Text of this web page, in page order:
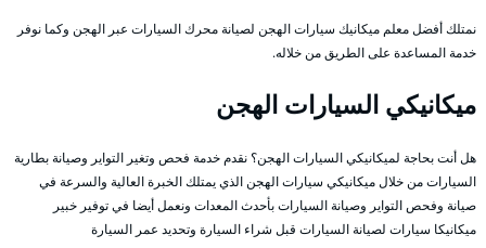
نمتلك أفضل معلم ميكانيك سيارات الهجن لصيانة محرك السيارات عبر الهجن وكما نوفر
خدمة المساعدة على الطريق من خلاله.
ميكانيكي السيارات الهجن
هل أنت بحاجة لميكانيكي السيارات الهجن؟ نقدم خدمة فحص وتغير التواير وصيانة بطارية
السيارات من خلال ميكانيكي سيارات الهجن الذي يمتلك الخبرة العالية والسرعة في
صيانة وفحص التواير وصيانة السيارات بأحدث المعدات ونعمل أيضا في توفير خبير
ميكانيكا سيارات لصيانة السيارات قبل شراء السيارة وتحديد عمر السيارة